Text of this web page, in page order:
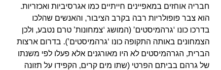
חבריה אוחזים במאפיינים חייתיים כמו אגרסיביות ואכזריות.
הוא צבר פופולריות רבה בקרב הציבור, והאנשים שהלכו
בדרכו כונו ‘גרהמיסטים’ (המושג ‘צמחונות’ טרם נטבע, ולכן
הצמחונים באותה התקופה כונו ‘גרהמיסטים’). בדרום ארצות
הברית, הגרהמיסטים לא היו מאורגנים אלא פעלו לפי משנתו
של גרהם בביתם הפרטי (שתו מים קרים, הקפידו על תזונה